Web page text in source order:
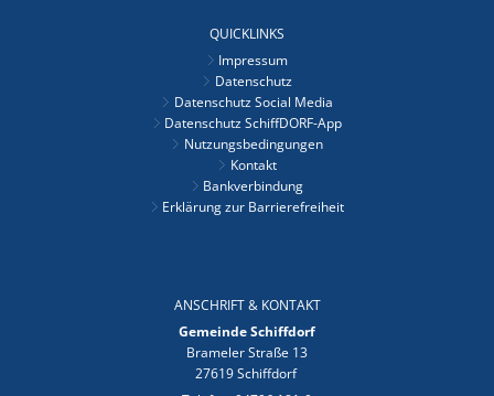
QUICKLINKS
Impressum
Datenschutz
Datenschutz Social Media
Datenschutz SchiffDORF-App
Nutzungsbedingungen
Kontakt
Bankverbindung
Erklärung zur Barrierefreiheit
ANSCHRIFT & KONTAKT
Gemeinde Schiffdorf
Brameler Straße 13
27619 Schiffdorf